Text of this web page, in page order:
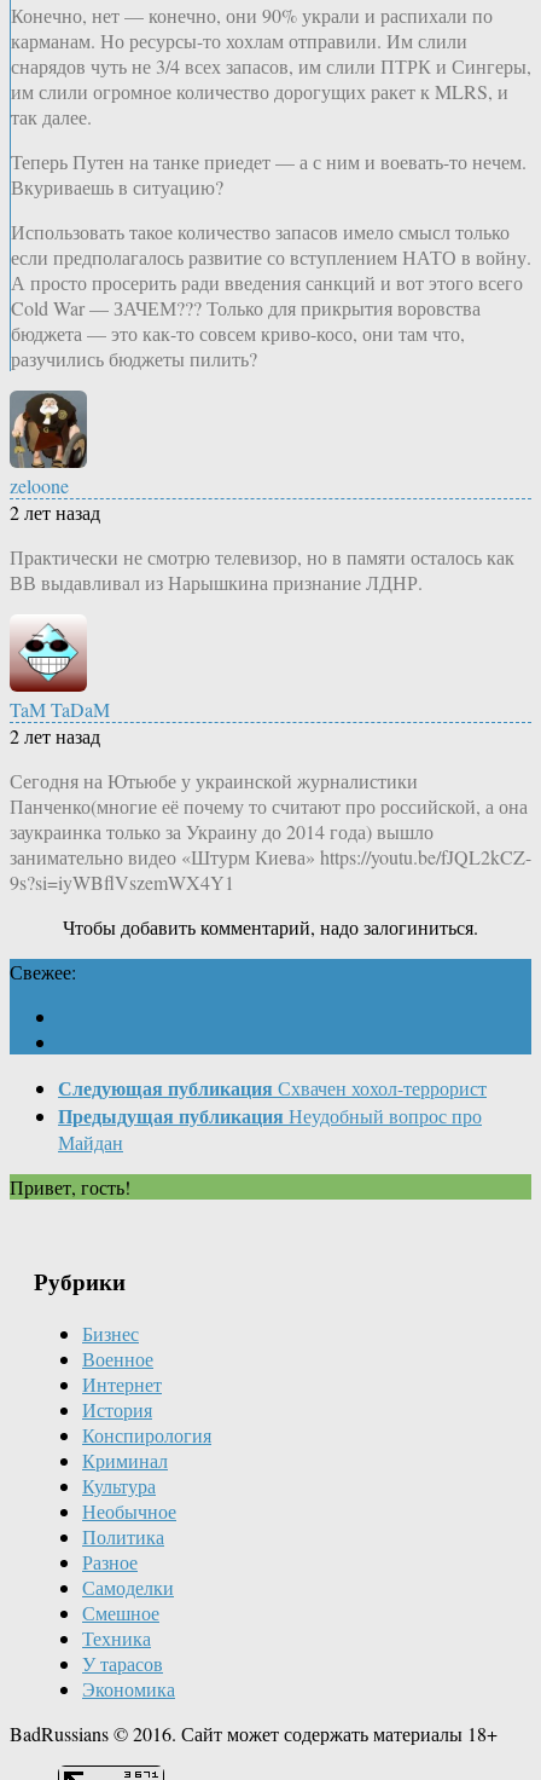
Конечно, нет — конечно, они 90% украли и распихали по
карманам. Но ресурсы-то хохлам отправили. Им слили
снарядов чуть не 3/4 всех запасов, им слили ПТРК и Сингеры,
им слили огромное количество дорогущих ракет к MLRS, и
так далее.
Теперь Путен на танке приедет — а с ним и воевать-то нечем.
Вкуриваешь в ситуацию?
Использовать такое количество запасов имело смысл только
если предполагалось развитие со вступлением НАТО в войну.
А просто просерить ради введения санкций и вот этого всего
Cold War — ЗАЧЕМ??? Только для прикрытия воровства
бюджета — это как-то совсем криво-косо, они там что,
разучились бюджеты пилить?
zeloone
2 лет назад
Практически не смотрю телевизор, но в памяти осталось как
ВВ выдавливал из Нарышкина признание ЛДНР.
TaM TaDaM
2 лет назад
Сегодня на Ютьюбе у украинской журналистики
Панченко(многие её почему то считают про российской, а она
заукраинка только за Украину до 2014 года) вышло
занимательно видео «Штурм Киева» https://youtu.be/fJQL2kCZ-
9s?si=iyWBflVszemWX4Y1
Чтобы добавить комментарий, надо залогиниться.
Свежее:
Следующая публикация Схвачен хохол-террорист
Предыдущая публикация Неудобный вопрос про
Майдан
Привет, гость!
Рубрики
Бизнес
Военное
Интернет
История
Конспирология
Криминал
Культура
Необычное
Политика
Разное
Самоделки
Смешное
Техника
У тарасов
Экономика
BadRussians © 2016. Сайт может содержать материалы 18+